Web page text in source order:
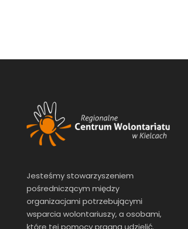
Jesteśmy stowarzyszeniem
pośredniczącym między
organizacjami potrzebującymi
wsparcia wolontariuszy, a osobami,
które tej pomocy pragną udzielić.